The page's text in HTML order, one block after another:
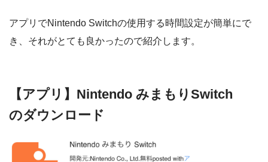
アプリでNintendo Switchの使用する時間設定が簡単にで
き、それがとても良かったので紹介します。
【アプリ】Nintendo みまもりSwitch
のダウンロード